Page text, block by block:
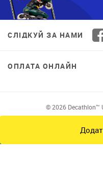
СЛІДКУЙ ЗА НАМИ
ОПЛАТА ОНЛАЙН
© 2026 Decathlon™
СПОРТ ДЛЯ ВСІХ: